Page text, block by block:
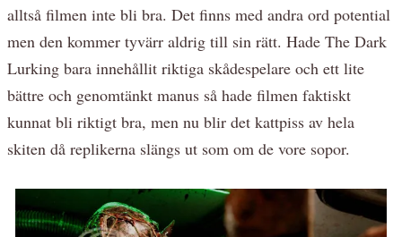
alltså filmen inte bli bra. Det finns med andra ord potential
men den kommer tyvärr aldrig till sin rätt. Hade The Dark
Lurking bara innehållit riktiga skådespelare och ett lite
bättre och genomtänkt manus så hade filmen faktiskt
kunnat bli riktigt bra, men nu blir det kattpiss av hela
skiten då replikerna slängs ut som om de vore sopor.